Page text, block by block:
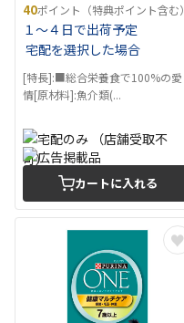
40ポイント（特典ポイント含む）
１～４日で出荷予定
宅配を選択した場合
[特長]:■総合栄養食で100%の愛
情[原材料]:魚介類(...
カートに入れる